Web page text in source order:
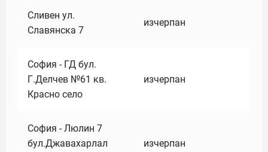
Сливен ул.
Славянска 7
изчерпан
София - ГД бул.
Г.Делчев №61 кв.
Красно село
изчерпан
София - Люлин 7
бул.Джавахарлал
изчерпан